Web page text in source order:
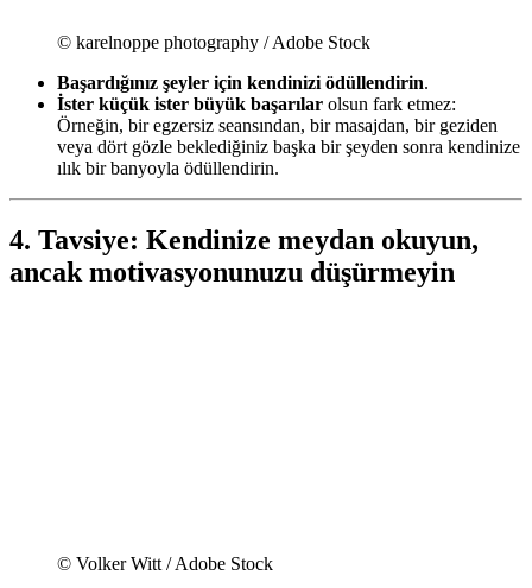
© karelnoppe photography / Adobe Stock
Başardığınız şeyler için kendinizi ödüllendirin.
İster küçük ister büyük başarılar olsun fark etmez:
Örneğin, bir egzersiz seansından, bir masajdan, bir geziden
veya dört gözle beklediğiniz başka bir şeyden sonra kendinize
ılık bir banyoyla ödüllendirin.
4. Tavsiye: Kendinize meydan okuyun,
ancak motivasyonunuzu düşürmeyin
© Volker Witt / Adobe Stock